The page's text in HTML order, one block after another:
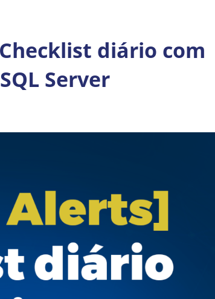
diário com
Server